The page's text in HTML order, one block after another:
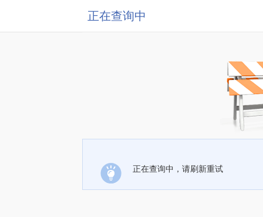
正在查询中
正在查询中，请刷新重试